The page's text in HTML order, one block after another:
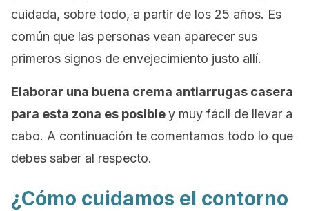
cuidada, sobre todo, a partir de los 25 años. Es
común que las personas vean aparecer sus
primeros signos de envejecimiento justo allí.
Elaborar una buena crema antiarrugas casera
para esta zona es posibley muy fácil de llevar a
cabo. A continuación te comentamos todo lo que
debes saber al respecto.
¿Cómo cuidamos el contorno